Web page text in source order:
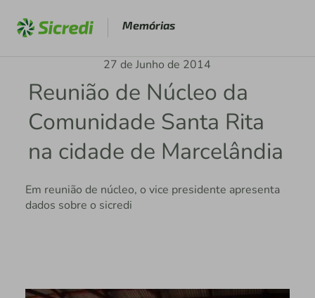
Memórias
27 de Junho de 2014
Reunião de Núcleo da
Comunidade Santa Rita
na cidade de Marcelândia
Em reunião de núcleo, o vice presidente apresenta
dados sobre o sicredi